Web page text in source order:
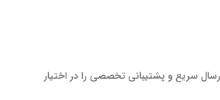
سریع و پشتیبانی تخصصی را در اختیار